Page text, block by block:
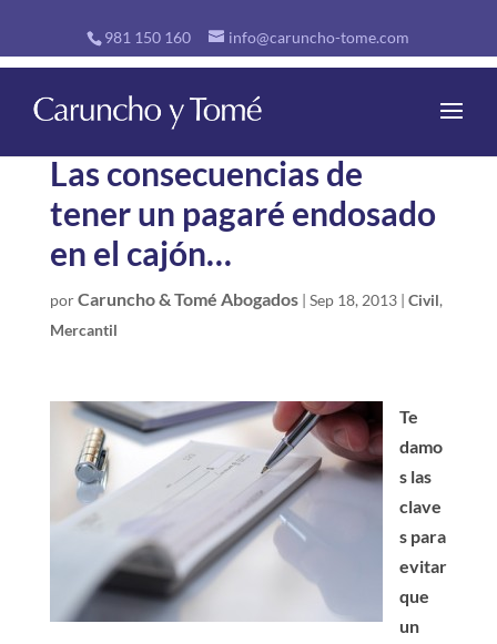
981 150 160 info@caruncho-tome.com
Las consecuencias de
tener un pagaré endosado
en el cajón…
porCaruncho & Tomé Abogados| Sep 18, 2013| Civil,
Mercantil
Te
damo
s las
clave
s para
evitar
que
un